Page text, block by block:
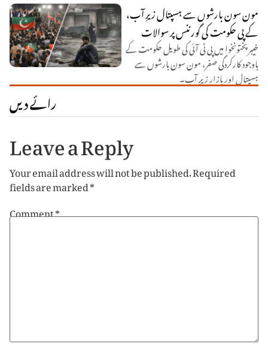
مون سون بارشوں سے ہسپتال زیرِ آب،
کے پی حکومت کی گورننس پر سوالات
خیبرپختونخوا میں پی ٹی آئی کی طویل حکومت کے
باوجود کارکردگی صفر، مون سون بارشوں سے
ہسپتال اور بازار زیرِ آب۔
رائے دیں
Leave a Reply
Your email address will not be published.Required
fields are marked*
Comment*